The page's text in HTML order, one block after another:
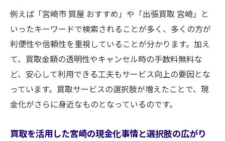
宮崎の出張買取で不用品現金化が簡単に叶
う理由
出張買取を使った宮崎県での賢い売却の流
れ
手間なく現金化できる宮崎県の出張買取活
用法
方
例えば「宮崎市 質屋 おすすめ」や「出張買取 宮崎」と
いったキーワードで検索されることが多く、多くの方が
利便性や信頼性を重視していることが分かります。加え
て、買取金額の透明性やキャンセル時の手数料無料な
ど、安心して利用できる工夫もサービス向上の要因とな
っています。買取サービスの選択肢が増えたことで、現
金化がさらに身近なものとなっているのです。
買取を活用した宮崎の現金化事情と選択肢の広がり